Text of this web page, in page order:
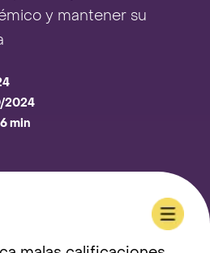
y mantener su
2024
6 min